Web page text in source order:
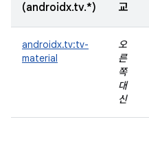
(androidx.tv.*)
교
androidx.tv:tv-
material
오
른
쪽
대
신